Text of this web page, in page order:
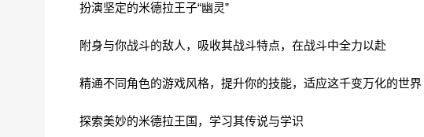
扮演坚定的米德拉王子“幽灵”
附身与你战斗的敌人，吸收其战斗特点，在战斗中全力以赴
精通不同角色的游戏风格，提升你的技能，适应这千变万化的世界
探索美妙的米德拉王国，学习其传说与学识